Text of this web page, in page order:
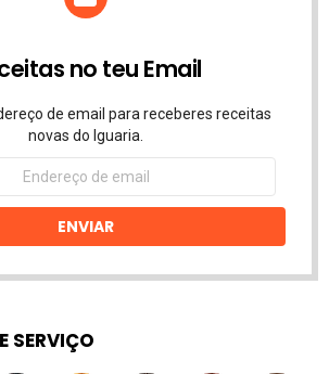
no teu Email
de email para receberes receitas
novas do Iguaria.
ENVIAR
SERVIÇO